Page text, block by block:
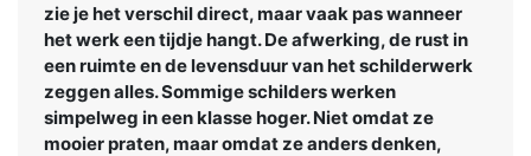
zie je het verschil direct, maar vaak pas wanneer
het werk een tijdje hangt. De afwerking, de rust in
een ruimte en de levensduur van het schilderwerk
zeggen alles. Sommige schilders werken
simpelweg in een klasse hoger. Niet omdat ze
mooier praten, maar omdat ze anders denken,